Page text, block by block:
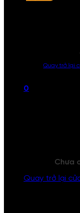
Quay trở lại
0
Chưa
Quay trở lại